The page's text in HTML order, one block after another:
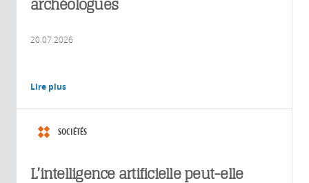
archéologues
20.07.2026
Lire plus
SOCIÉTÉS
L’intelligence artificielle peut-elle